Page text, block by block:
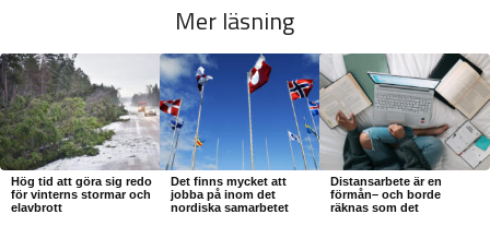
Mer läsning
Hög tid att göra sig redo
för vinterns stormar och
elavbrott
Det finns mycket att
jobba på inom det
nordiska samarbetet
Distansarbete är en
förmån– och borde
räknas som det